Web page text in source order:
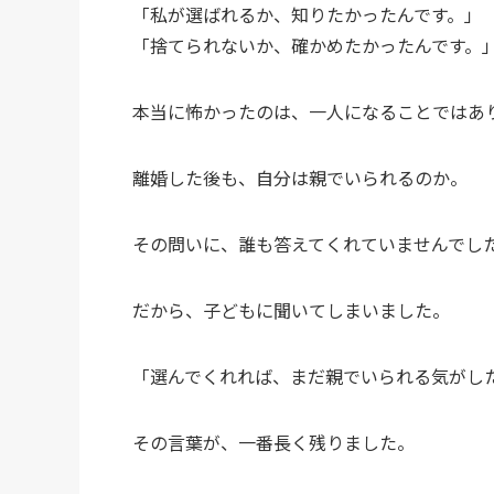
「私が選ばれるか、知りたかったんです。」
「捨てられないか、確かめたかったんです。」
本当に怖かったのは、一人になることではあ
離婚した後も、自分は親でいられるのか。
その問いに、誰も答えてくれていませんでし
だから、子どもに聞いてしまいました。
「選んでくれれば、まだ親でいられる気がし
その言葉が、一番長く残りました。